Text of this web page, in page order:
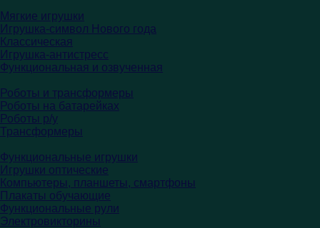
Мягкие игрушки
Игрушка-символ Нового года
Классическая
Игрушка-антистресс
Функциональная и озвученная
Роботы и трансформеры
Роботы на батарейках
Роботы р/у
Трансформеры
Функциональные игрушки
Игрушки оптические
Компьютеры, планшеты, смартфоны
Плакаты обучающие
Функциональные рули
Электровикторины